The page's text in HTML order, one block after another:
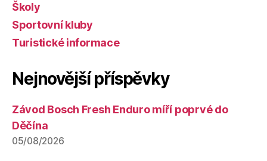
Školy
Sportovní kluby
Turistické informace
Nejnovější příspěvky
Závod Bosch Fresh Enduro míří poprvé do
Děčína
05/08/2026